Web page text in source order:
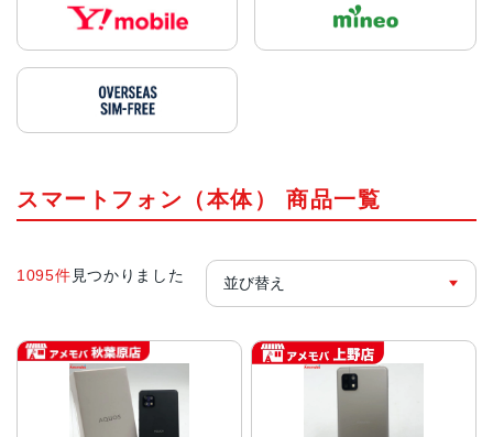
スマートフォン（本体） 商品一覧
1095件 見つかりました